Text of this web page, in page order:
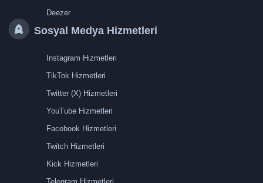
Deezer
Sosyal Medya Hizmetleri
Instagram Hizmetleri
TikTok Hizmetleri
Twitter (X) Hizmetleri
YouTube Hizmetleri
Facebook Hizmetleri
Twitch Hizmetleri
Kick Hizmetleri